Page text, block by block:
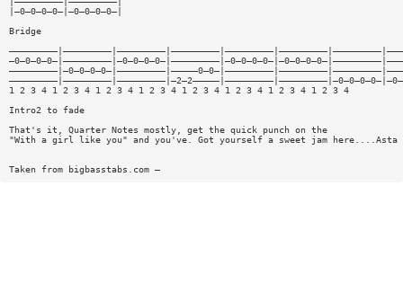
|—0—0—0—0—|—0—0—0—0—|
Bridge
1 2 3 4 1 2 3 4 1 2 3 4 1 2 3 4 1 2 3 4 1 2 3 4 1 2 3 4 1 2 3 4
Intro2 to fade
That's it, Quarter Notes mostly, get the quick punch on the
"With a girl like you" and you've. Got yourself a sweet jam here....Asta
Taken from bigbasstabs.com —